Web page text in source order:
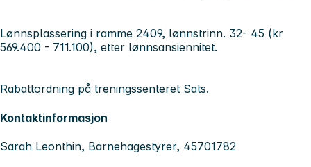
Lønnsplassering i ramme 2409, lønnstrinn. 32- 45 (kr
569.400 - 711.100), etter lønnsansiennitet.
Rabattordning på treningssenteret Sats.
Kontaktinformasjon
Sarah Leonthin, Barnehagestyrer, 45701782